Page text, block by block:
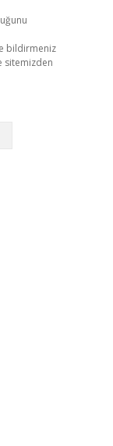
bildirmeniz
sitemizden